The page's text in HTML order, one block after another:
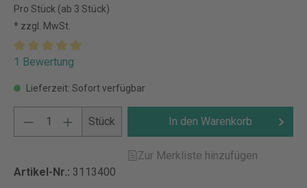
Pro Stück (ab 3 Stück)
* zzgl. MwSt.
1 Bewertung
Lieferzeit: Sofort verfügbar
Stück In den Warenkorb
Zur Merkliste hinzufügen
Artikel-Nr.: 3113400